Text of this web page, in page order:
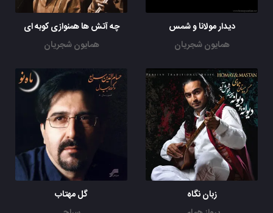
دیدار مولانا و شمس
همایون شجریان
چه آتش ها همنوازی کوبه ای
همایون شجریان
زبان نگاه
گل مهتاب